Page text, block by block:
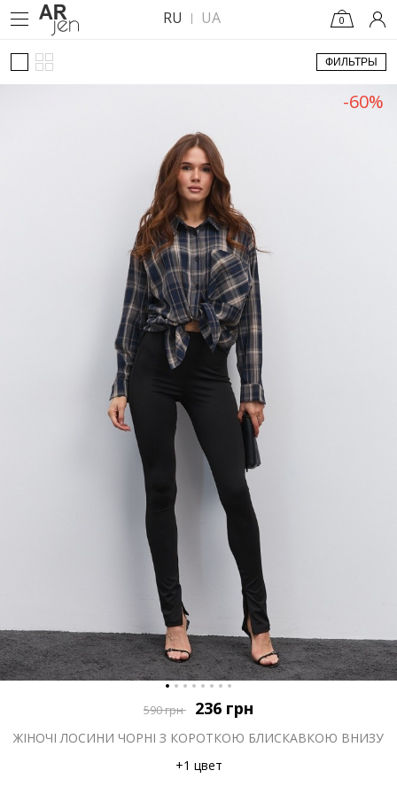
RU UA 0
ФИЛЬТРЫ
-60%
590грн 236 грн
ЖІНОЧІ ЛОСИНИ ЧОРНІ З КОРОТКОЮ БЛИСКАВКОЮ ВНИЗУ
+1 цвет